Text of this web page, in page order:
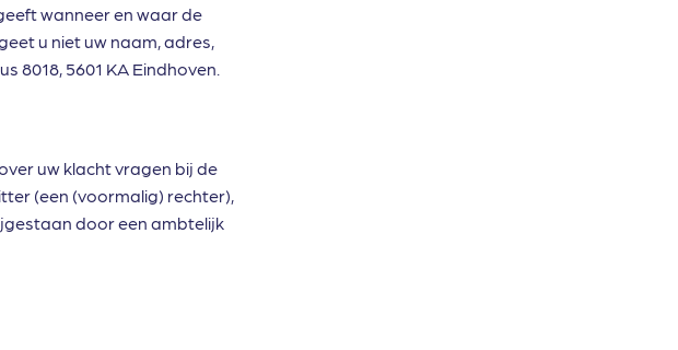
wanneer en waar de
u niet uw naam, adres,
8018, 5601 KA Eindhoven.
uw klacht vragen bij de
(een (voormalig) rechter),
door een ambtelijk